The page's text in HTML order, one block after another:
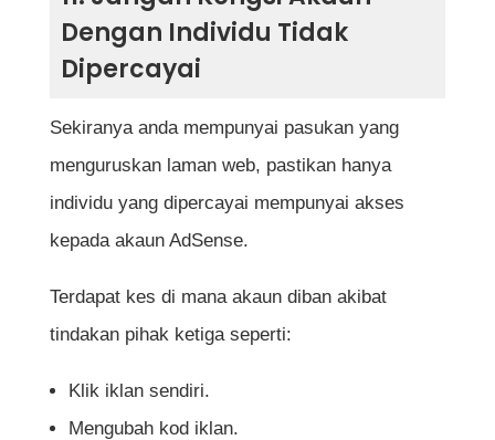
Dengan Individu Tidak
Dipercayai
Sekiranya anda mempunyai pasukan yang
menguruskan laman web, pastikan hanya
individu yang dipercayai mempunyai akses
kepada akaun AdSense.
Terdapat kes di mana akaun diban akibat
tindakan pihak ketiga seperti:
Klik iklan sendiri.
Mengubah kod iklan.